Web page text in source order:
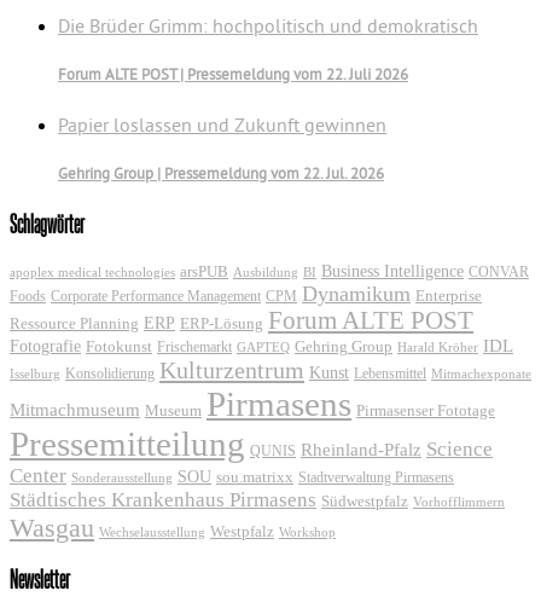
Die Brüder Grimm: hochpolitisch und demokratisch
Forum ALTE POST | Pressemeldung vom 22. Juli 2026
Papier loslassen und Zukunft gewinnen
Gehring Group | Pressemeldung vom 22. Jul. 2026
Schlagwörter
apoplex medical technologies arsPUB Ausbildung BI Business Intelligence CONVAR
Foods Corporate Performance Management CPM Dynamikum Enterprise
Ressource Planning ERP ERP-Lösung Forum ALTE POST
Fotografie Fotokunst Frischemarkt GAPTEQ Gehring Group Harald Kröher IDL
Isselburg Konsolidierung Kulturzentrum Kunst Lebensmittel Mitmachexponate
Mitmachmuseum Museum Pirmasens Pirmasenser Fototage
Pressemitteilung QUNIS Rheinland-Pfalz Science
Center Sonderausstellung SOU sou.matrixx Stadtverwaltung Pirmasens
Städtisches Krankenhaus Pirmasens Südwestpfalz Vorhofflimmern
Wasgau Wechselausstellung Westpfalz Workshop
Newsletter